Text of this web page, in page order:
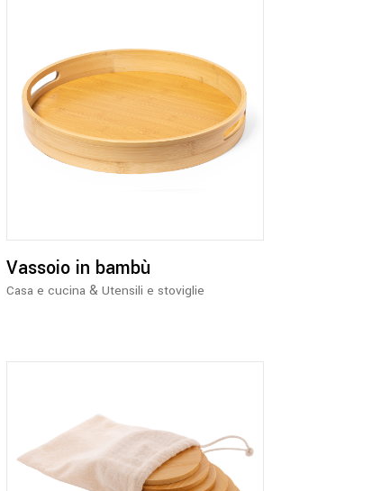
Vassoio in bambù
Casa e cucina &Utensili e stoviglie